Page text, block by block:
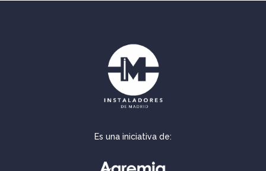
Es una iniciativa de: